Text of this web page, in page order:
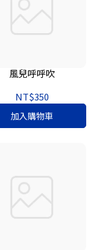
風兒呼呼吹
NT$350
加入購物車